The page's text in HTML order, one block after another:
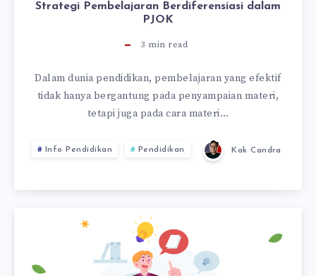
Strategi Pembelajaran Berdiferensiasi dalam
PJOK
3 min read
Dalam dunia pendidikan, pembelajaran yang efektif
tidak hanya bergantung pada penyampaian materi,
tetapi juga pada cara materi…
Info Pendidikan Pendidikan Kak Candra